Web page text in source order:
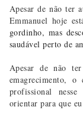
Apesar de não ter
Emmanuel hoje
gordinho, mas
saudável perto de
Apesar de não
emagrecimento,
profissional
orientar para que